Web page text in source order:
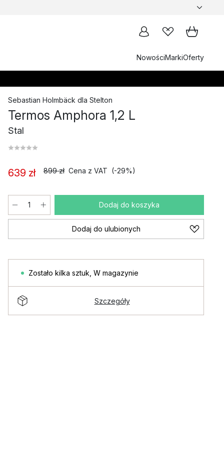
NowościMarkiOferty
Sebastian Holmbäck dla Stelton
Termos Amphora 1,2 L
Stal
639 zł 899 zł Cena z VAT (-29%)
Dodaj do koszyka
Dodaj do ulubionych
Zostało kilka sztuk W magazynie
Szczegóły